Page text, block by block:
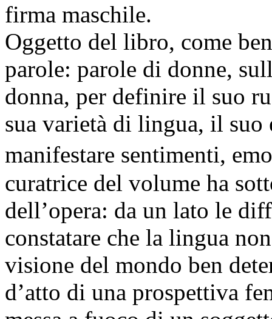
firma maschile.
Oggetto del libro, come
parole: parole di donne,
donna, per definire il suo
sua varietà di lingua, il suo
manifestare sentimenti,
curatrice del volume ha
dell’opera: da un lato le
constatare che la lingua
visione del mondo ben
d’atto di una prospettiva